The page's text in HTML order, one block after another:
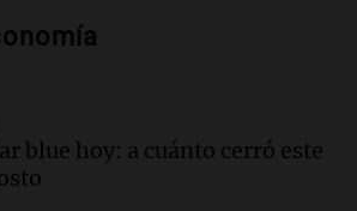
Encuentro
blue hoy: a cuánto cerró este